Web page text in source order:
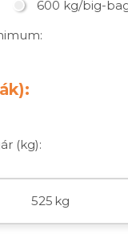
600 kg/big-
(kg):
kg